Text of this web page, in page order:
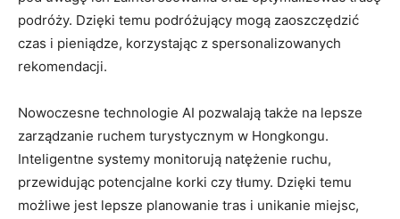
podróży. Dzięki temu podróżujący mogą⁢ zaoszczędzić
czas i pieniądze, korzystając z spersonalizowanych
rekomendacji.
Nowoczesne technologie AI pozwalają także na lepsze ​
zarządzanie ruchem turystycznym w⁣ Hongkongu.
Inteligentne systemy monitorują natężenie ruchu,
przewidując​ potencjalne korki czy tłumy. Dzięki temu
możliwe ⁤jest lepsze planowanie tras i⁣ unikanie miejsc,